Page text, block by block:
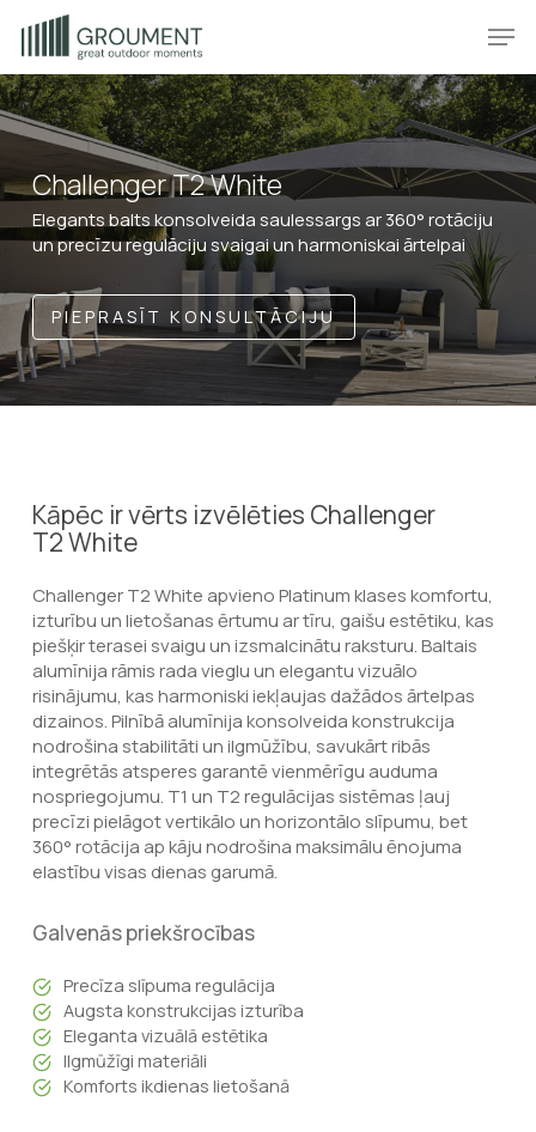
main
content
Challenger T2 White
Elegants balts konsolveida saulessargs ar 360° rotāciju
un precīzu regulāciju svaigai un harmoniskai ārtelpai
PIEPRASĪT KONSULTĀCIJU
Kāpēc ir vērts izvēlēties Challenger
T2 White
Challenger T2 White apvieno Platinum klases komfortu,
izturību un lietošanas ērtumu ar tīru, gaišu estētiku, kas
piešķir terasei svaigu un izsmalcinātu raksturu. Baltais
alumīnija rāmis rada vieglu un elegantu vizuālo
risinājumu, kas harmoniski iekļaujas dažādos ārtelpas
dizainos. Pilnībā alumīnija konsolveida konstrukcija
nodrošina stabilitāti un ilgmūžību, savukārt ribās
integrētās atsperes garantē vienmērīgu auduma
nospriegojumu. T1 un T2 regulācijas sistēmas ļauj
precīzi pielāgot vertikālo un horizontālo slīpumu, bet
360° rotācija ap kāju nodrošina maksimālu ēnojuma
elastību visas dienas garumā.
Galvenās priekšrocības
Precīza slīpuma regulācija
Augsta konstrukcijas izturība
Eleganta vizuālā estētika
Ilgmūžīgi materiāli
Komforts ikdienas lietošanā